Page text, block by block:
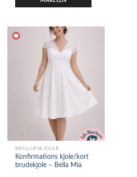
BRYLLUPSKJOLER
Konfirmations kjole/kort
brudekjole – Bella Mia